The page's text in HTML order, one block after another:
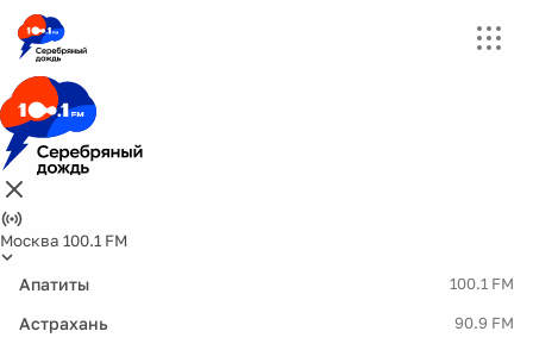
Москва 100.1 FM
Апатиты 100.1 FM
Астрахань 90.9 FM